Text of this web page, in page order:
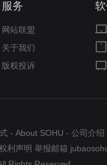
服务
网站联盟
关于我们
版权投诉
- About SOHU - 公司介绍
利声明 举报邮箱